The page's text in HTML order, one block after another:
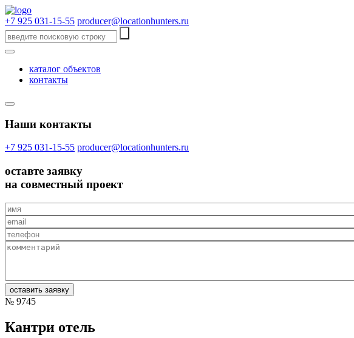
+7 925 031-15-55 producer@locationhunters.ru
каталог объектов
контакты
Наши контакты
+7 925 031-15-55 producer@locationhunters.ru
оставте заявку
на совместный проект
№ 9745
Кантри отель